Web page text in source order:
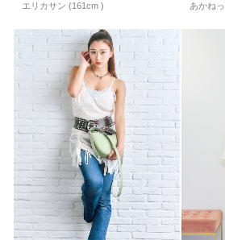
エリカサン (161cm )
あかね